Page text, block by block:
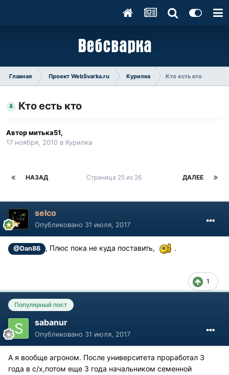
Главная Проект WebSvarka.ru Курилка Кто есть кто
Кто есть кто
Автормитька51,
17 ноября, 2010 в Курилка
НАЗАД ДАЛЕЕ
Страница 25 из 26
selco
Опубликовано 31 июля, 2017
@Dan86 , Плюс пока не куда поставить, .
1
Популярный пост
sabanur
Опубликовано 31 июля, 2017
А я вообще агроном. После университета проработал 3
года в с/х,потом еще 3 года начальником семенной